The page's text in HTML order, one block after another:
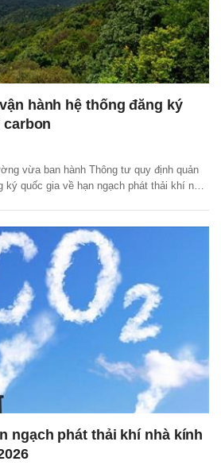
hành hệ thống đăng ký
vừa ban hành Thông tư quy định quản
ký quốc gia về hạn ngạch phát thải khí nhà
ngạch phát thải khí nhà kính